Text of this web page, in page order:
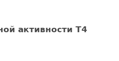
активности Т4